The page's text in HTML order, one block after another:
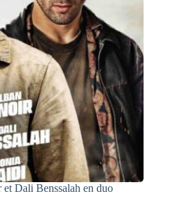
Dali Benssalah en duo